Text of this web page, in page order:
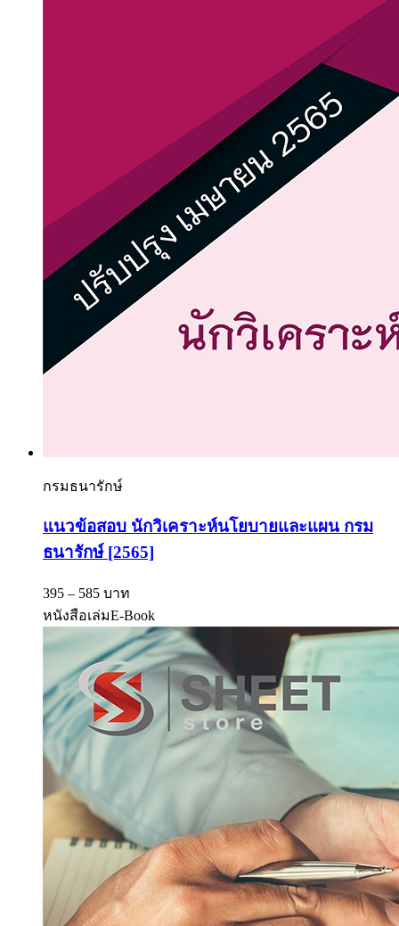
กรมธนารักษ์
แนวข้อสอบ นักวิเคราะห์นโยบายและแผน กรม
ธนารักษ์ [2565]
395 – 585 บาท
หนังสือเล่มE-Book